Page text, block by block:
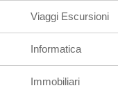
Viaggi Escursioni
Informatica
Immobiliari